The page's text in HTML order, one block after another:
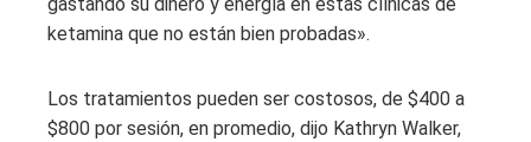
ketamina que no están bien probadas».
Los tratamientos pueden ser costosos, de $400 a
$800 por sesión, en promedio, dijo Kathryn Walker,